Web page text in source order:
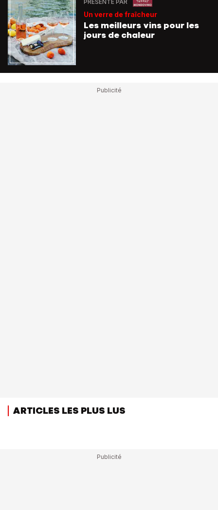
PRÉSENTÉ PAR
Un verre de fraîcheur
Les meilleurs vins pour les
jours de chaleur
ARTICLES LES PLUS LUS